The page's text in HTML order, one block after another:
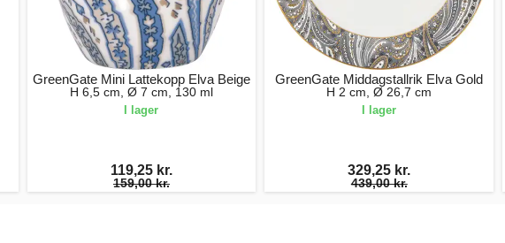
GreenGate Mini Lattekopp Elva Beige
H 6,5 cm, Ø 7 cm, 130 ml
I lager
119,25 kr.
159,00 kr.
GreenGate Middagstallrik Elva Gold
H 2 cm, Ø 26,7 cm
I lager
329,25 kr.
439,00 kr.